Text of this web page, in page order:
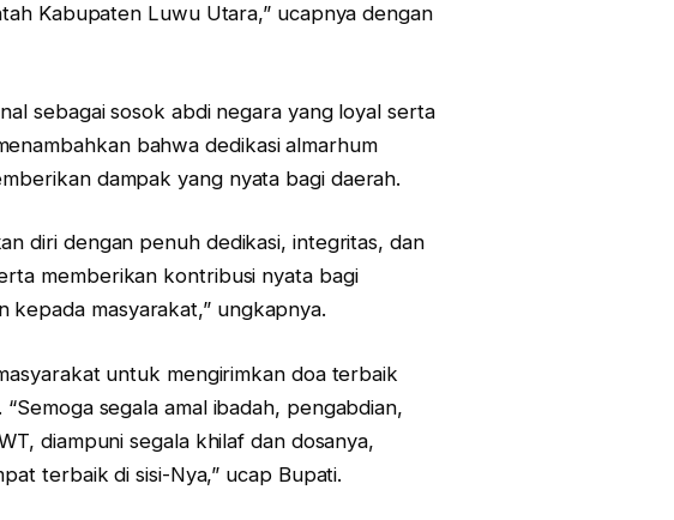
Kabupaten Luwu Utara,” ucapnya dengan
sebagai sosok abdi negara yang loyal serta
bahwa dedikasi almarhum
dampak yang nyata bagi daerah.
diri dengan penuh dedikasi, integritas, dan
memberikan kontribusi nyata bagi
kepada masyarakat,” ungkapnya.
untuk mengirimkan doa terbaik
segala amal ibadah, pengabdian,
diampuni segala khilaf dan dosanya,
terbaik di sisi-Nya,” ucap Bupati.